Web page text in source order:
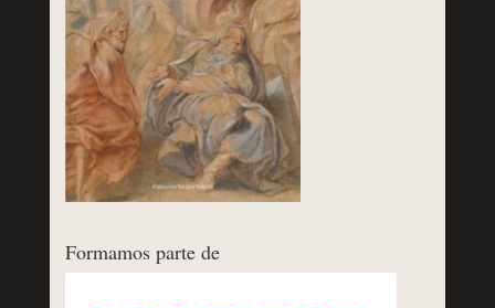
Formamos parte de